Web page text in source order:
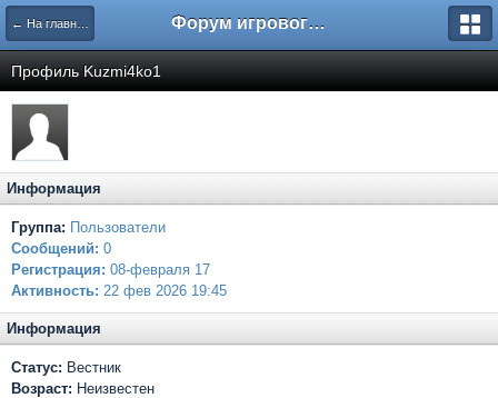
← На главную Форум игрового проекта Riverrise
Профиль Kuzmi4ko1
Информация
Группа: Пользователи
Сообщений: 0
Регистрация: 08-февраля 17
Активность: 22 фев 2026 19:45
Информация
Статус: Вестник
Возраст: Неизвестен